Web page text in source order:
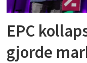
EPC
gjorde